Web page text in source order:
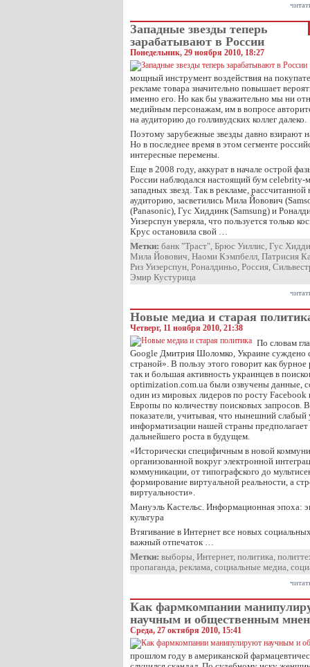
Западные звезды теперь
зарабатывают в России
Понедельник, 29 ноября 2010, 18:27
мощный инструмент воздействия на
рекламе товара значительно повышает
именно его. Но как бы уважительно мы ни
медийным персонажам, им в вопросе
на аудиторию до голливудских коллег далеко.
Поэтому зарубежные звезды давно взирают
Но в последнее время в этом сегменте
интересные перемены.
Еще в 2008 году, аккурат в начале острой
России наблюдался настоящий бум celebrity-
западных звезд. Так в рекламе,
аудиторию, засветились Мила Йовович
(Panasonic), Гус Хиддинк (Samsung) и
Уизерспун уверяла, что пользуется только
Крус остановила свой …
Метки: банк "Траст", Брюс Уиллис, Гус
Мила Йовович, Наоми Кэмпбелл, Патрисия
Риз Уизерспун, Роналдиньо, Россия,
Эмир Кустурица
Новые медиа и старая
Четверг, 11 ноября 2010, 21:38
По словам
Google Дмитрия Шоломко, Украине суждено
страной». В пользу этого говорит как
так и большая активность украинцев в
optimization.com.ua были озвучены данные,
один из мировых лидеров по росту Facebook
Европы по количеству поисковых запросов.
показатели, учитывая, что нынешний слабый
информатизации нашей страны предполагает
дальнейшего роста в будущем.
«Исторически специфичным в новой
организованной вокруг электронной
коммуникации, от типографского до
формирование виртуальной реальности, а
виртуальности».
Мануэль Кастельс. Информационная эпоха:
культура
Втягивание в Интернет все новых
важный отпечаток …
Метки: выборы, Интернет, политика,
пропаганда, реклама, социальные медиа,
Как фармкомпании
научным и общественным
Среда, 27 октября 2010, 15:41
прошлом году в американской